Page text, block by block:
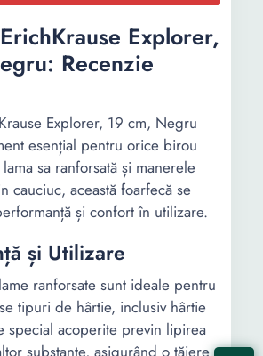
Explorer,
Recenzie
Explorer, 19 cm, Negru
esențial pentru orice birou
sa ranforsată și manerele
cauciuc, această foarfecă se
și confort în utilizare.
și Utilizare
ranforsate sunt ideale pentru
tipuri de hârtie, inclusiv hârtie
special acoperite previn lipirea
substanțe, asigurând o tăiere